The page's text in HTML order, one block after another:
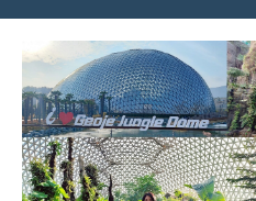
菲
亞
娃
JEFFIA
FANG
亞
娃
粉
絲
團、
主